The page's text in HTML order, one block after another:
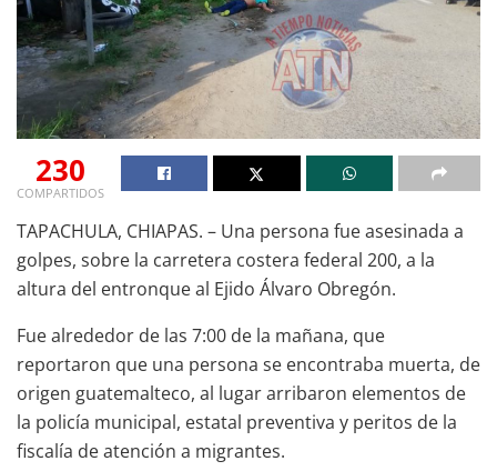
230
COMPARTIDOS
TAPACHULA, CHIAPAS. – Una persona fue asesinada a
golpes, sobre la carretera costera federal 200, a la
altura del entronque al Ejido Álvaro Obregón.
Fue alrededor de las 7:00 de la mañana, que
reportaron que una persona se encontraba muerta, de
origen guatemalteco, al lugar arribaron elementos de
la policía municipal, estatal preventiva y peritos de la
fiscalía de atención a migrantes.